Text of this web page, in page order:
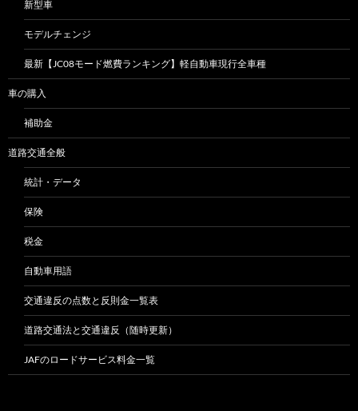
新型車
モデルチェンジ
最新【JC08モード燃費ランキング】軽自動車現行全車種
車の購入
補助金
道路交通全般
統計・データ
保険
税金
自動車用語
交通違反の点数と反則金一覧表
道路交通法と交通違反（随時更新）
JAFのロードサービス料金一覧